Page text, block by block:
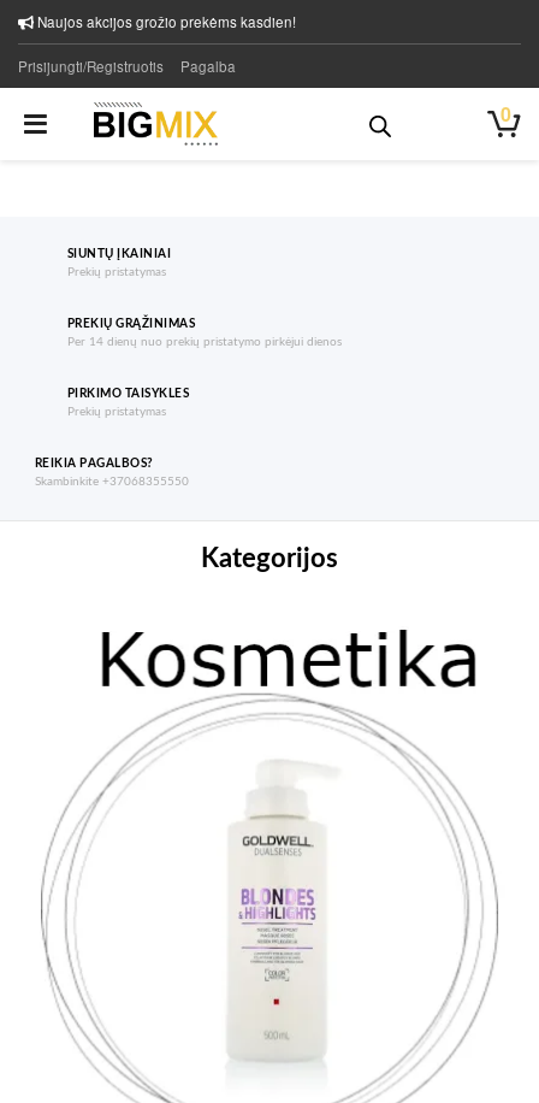
Naujos akcijos grožio prekėms kasdien!
Prisijungti/Registruotis Pagalba
0
SIUNTŲ ĮKAINIAI
Prekių pristatymas
PREKIŲ GRĄŽINIMAS
Per 14 dienų nuo prekių pristatymo pirkėjui dienos
PIRKIMO TAISYKLES
Prekių pristatymas
REIKIA PAGALBOS?
Skambinkite +37068355550
Kategorijos